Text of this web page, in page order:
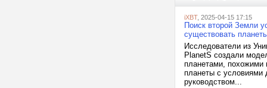
iXBT, 2025-04-15 17:15
Поиск второй Земли
существовать
Исследователи из
PlanetS создали
планетами, похожими
планеты с условиями
руководством...